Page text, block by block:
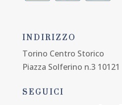
INDIRIZZO
Torino Centro Storico
Piazza Solferino n.3 10121
SEGUICI